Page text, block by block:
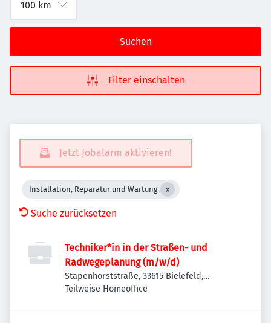
Suchen
Filter einschalten
Jetzt Jobalarm aktivieren!
Installation, Reparatur und Wartung
Suche zurücksetzen
Techniker*in in der Straßen- und
Radwegeplanung (m/w/d)
Stapenhorststraße, 33615 Bielefeld,
Deutschland
Teilweise Homeoffice